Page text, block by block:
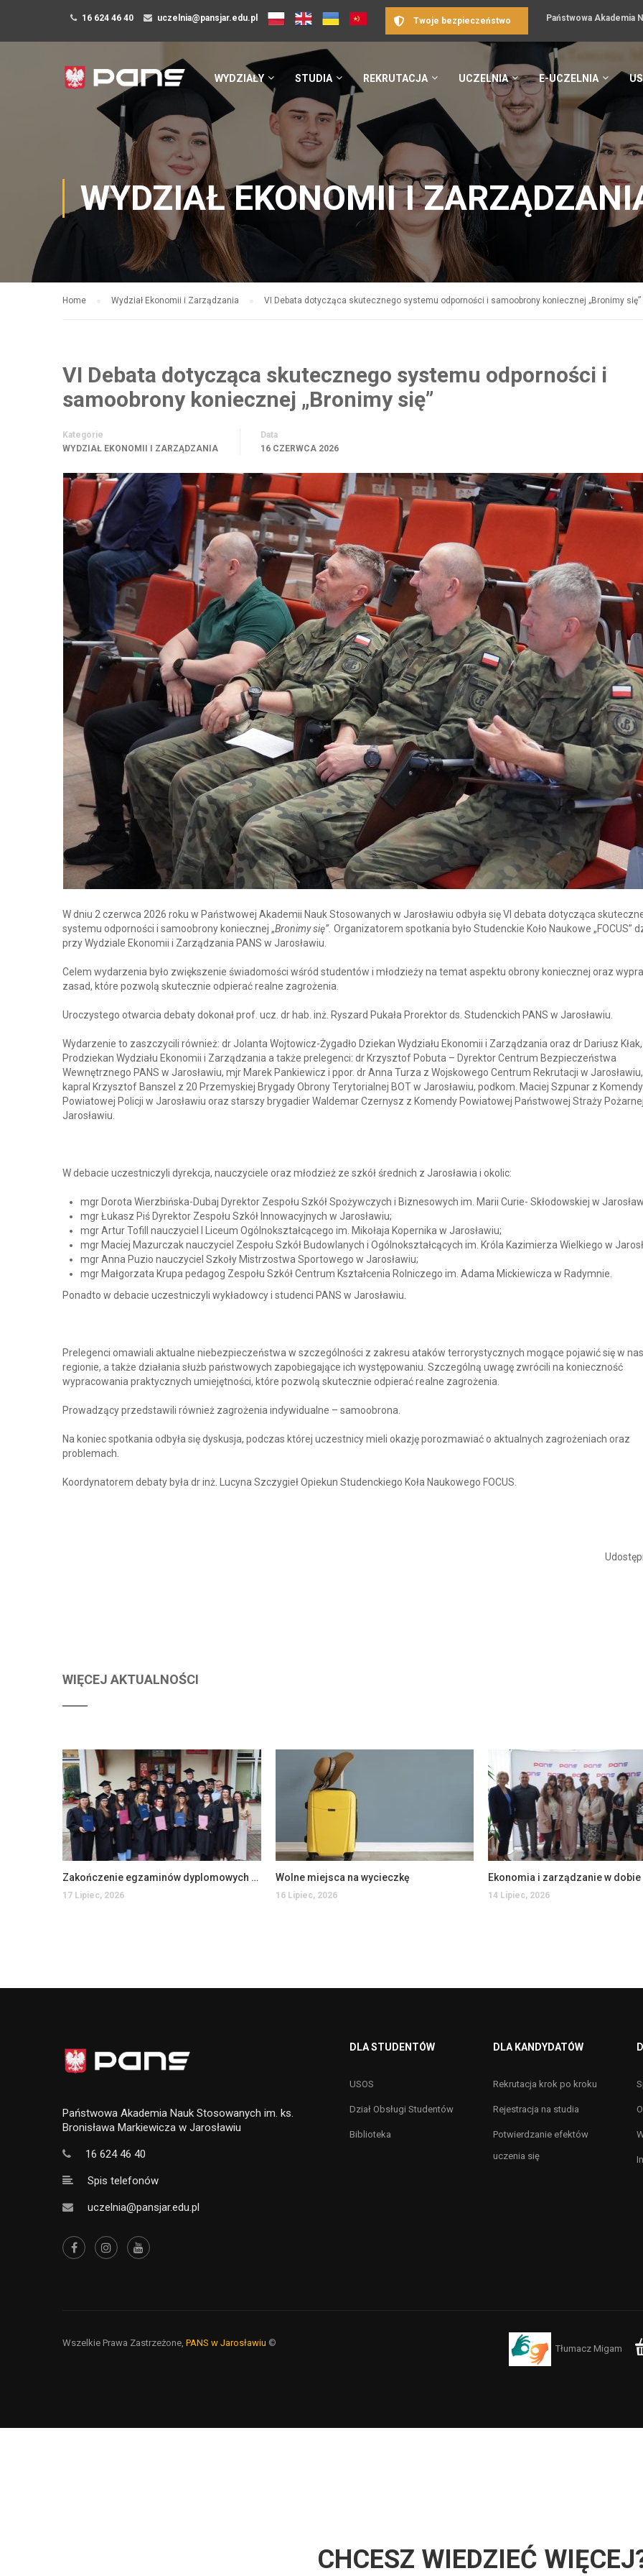
16 624 46 40 uczelnia@pansjar.edu.pl Państwowa Akademia
Twoje bezpieczeństwo
WYDZIAŁY STUDIA REKRUTACJA UCZELNIA E-UCZELNIA
WYDZIAŁ EKONOMII I
Home Wydział Ekonomii i Zarządzania VI Debata dotycząca skutecznego systemu odporności i samoobrony koniecznej „Bronimy się”
VI Debata dotycząca skutecznego systemu odporności i
samoobrony koniecznej „Bronimy się”
Kategorie
WYDZIAŁ EKONOMII I ZARZĄDZANIA
Data
16 CZERWCA 2026
W dniu 2 czerwca 2026 roku w Państwowej Akademii Nauk Stosowanych w Jarosławiu odbyła się VI debata dotycząca
systemu odporności i samoobrony koniecznej „Bronimy się”. Organizatorem spotkania było Studenckie Koło Naukowe „FOCUS”
przy Wydziale Ekonomii i Zarządzania PANS w Jarosławiu.
Celem wydarzenia było zwiększenie świadomości wśród studentów i młodzieży na temat aspektu obrony koniecznej oraz
zasad, które pozwolą skutecznie odpierać realne zagrożenia.
Uroczystego otwarcia debaty dokonał prof. ucz. dr hab. inż. Ryszard Pukała Prorektor ds. Studenckich PANS w Jarosławiu.
Wydarzenie to zaszczycili również: dr Jolanta Wojtowicz-Żygadło Dziekan Wydziału Ekonomii i Zarządzania oraz dr Dariusz Kłak,
Prodziekan Wydziału Ekonomii i Zarządzania a także prelegenci: dr Krzysztof Pobuta – Dyrektor Centrum Bezpieczeństwa
Wewnętrznego PANS w Jarosławiu, mjr Marek Pankiewicz i ppor. dr Anna Turza z Wojskowego Centrum Rekrutacji w
kapral Krzysztof Banszel z 20 Przemyskiej Brygady Obrony Terytorialnej BOT w Jarosławiu, podkom. Maciej Szpunar z Komendy
Powiatowej Policji w Jarosławiu oraz starszy brygadier Waldemar Czernysz z Komendy Powiatowej Państwowej Straży
Jarosławiu.
W debacie uczestniczyli dyrekcja, nauczyciele oraz młodzież ze szkół średnich z Jarosławia i okolic:
mgr Dorota Wierzbińska-Dubaj Dyrektor Zespołu Szkół Spożywczych i Biznesowych im. Marii Curie- Skłodowskiej w
mgr Łukasz Piś Dyrektor Zespołu Szkół Innowacyjnych w Jarosławiu;
mgr Artur Tofill nauczyciel I Liceum Ogólnokształcącego im. Mikołaja Kopernika w Jarosławiu;
mgr Maciej Mazurczak nauczyciel Zespołu Szkół Budowlanych i Ogólnokształcących im. Króla Kazimierza Wielkiego w
mgr Anna Puzio nauczyciel Szkoły Mistrzostwa Sportowego w Jarosławiu;
mgr Małgorzata Krupa pedagog Zespołu Szkół Centrum Kształcenia Rolniczego im. Adama Mickiewicza w Radymnie.
Ponadto w debacie uczestniczyli wykładowcy i studenci PANS w Jarosławiu.
Prelegenci omawiali aktualne niebezpieczeństwa w szczególności z zakresu ataków terrorystycznych mogące pojawić się w
regionie, a także działania służb państwowych zapobiegające ich występowaniu. Szczególną uwagę zwrócili na konieczność
wypracowania praktycznych umiejętności, które pozwolą skutecznie odpierać realne zagrożenia.
Prowadzący przedstawili również zagrożenia indywidualne – samoobrona.
Na koniec spotkania odbyła się dyskusja, podczas której uczestnicy mieli okazję porozmawiać o aktualnych zagrożeniach oraz
problemach.
Koordynatorem debaty była dr inż. Lucyna Szczygieł Opiekun Studenckiego Koła Naukowego FOCUS.
WIĘCEJ AKTUALNOŚCI
Zakończenie egzaminów dyplomowych na Wydziale Ekonomii i Zarządzania
17 Lipiec, 2026
Wolne miejsca na wycieczkę
16 Lipiec, 2026 14 Lipiec, 2026
Państwowa Akademia Nauk Stosowanych im. ks.
Bronisława Markiewicza w Jarosławiu
16 624 46 40
Spis telefonów
uczelnia@pansjar.edu.pl
DLA STUDENTÓW
USOS
Dział Obsługi Studentów
Biblioteka
DLA KANDYDATÓW
Rekrutacja krok po kroku
Rejestracja na studia
Potwierdzanie efektów
uczenia się
Wszelkie Prawa Zastrzeżone, PANS w Jarosławiu ©
Tłumacz Migam
CHCESZ WIEDZIEĆ